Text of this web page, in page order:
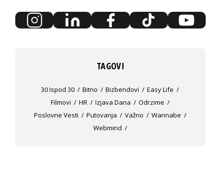
TAGOVI
30 Ispod 30 Bitno Bizbendovi
Easy Life
Filmovi
HR Izjava Dana
Odrzime
Poslovne Vesti
Putovanja Važno
Wannabe
Webmind